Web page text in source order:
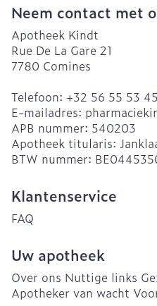
Neem contact met
Apotheek Kindt
Rue De La Gare 21
7780 Comines
Telefoon: +32 56 55 53 45
E-mailadres:
APB nummer: 540203
Apotheek titularis:
BTW nummer:
Klantenservice
FAQ
Uw apotheek
Over ons Nuttige links
Apotheker van wacht